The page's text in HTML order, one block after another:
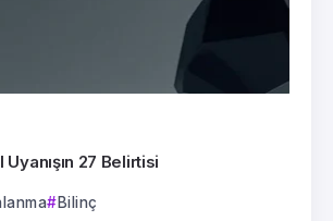
Uyanışın 27 Belirtisi
Bilinç